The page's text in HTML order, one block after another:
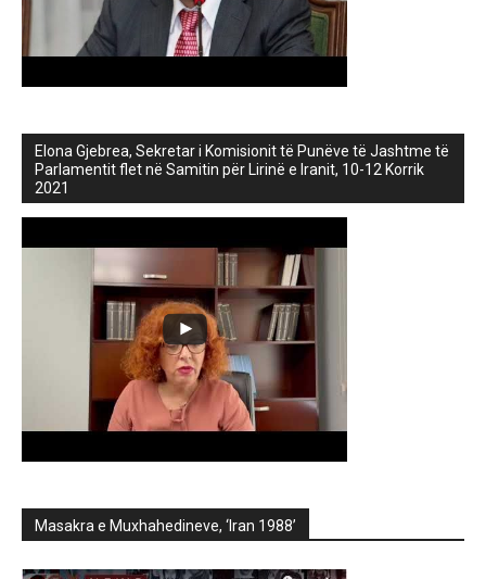
Elona Gjebrea, Sekretar i Komisionit të Punëve të Jashtme të
Parlamentit flet në Samitin për Lirinë e Iranit, 10-12 Korrik
2021
Masakra e Muxhahedineve, ‘Iran 1988’